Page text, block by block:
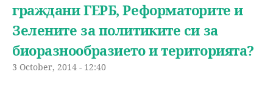
граждани ГЕРБ, Реформаторите и
Зелените за политиките си за
биоразнообразието и територията?
3 October, 2014 - 12:40